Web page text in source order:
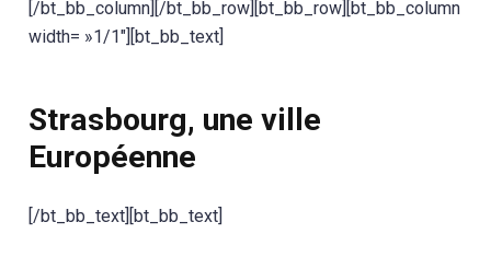
[/bt_bb_column][/bt_bb_row][bt_bb_row][bt_bb_column
width= »1/1″][bt_bb_text]
Strasbourg, une ville
Européenne
[/bt_bb_text][bt_bb_text]